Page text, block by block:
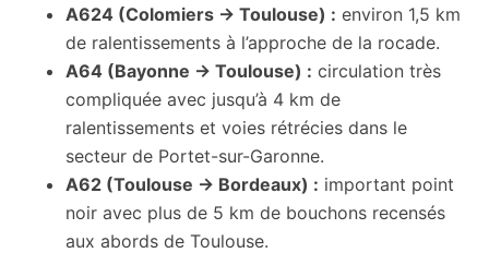
A624 (Colomiers → Toulouse) : environ 1,5 km
de ralentissements à l’approche de la rocade.
A64 (Bayonne → Toulouse) : circulation très
compliquée avec jusqu’à 4 km de
ralentissements et voies rétrécies dans le
secteur de Portet-sur-Garonne.
A62 (Toulouse → Bordeaux) : important point
noir avec plus de 5 km de bouchons recensés
aux abords de Toulouse.